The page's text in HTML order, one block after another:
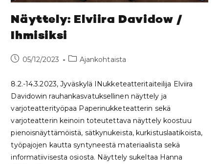
Näyttely: Elviira Davidow /
Ihmisiksi
05/12/2023 Ajankohtaista
8.2.-14.3.2023, Jyväskylä INukketeatteritaiteilija Elviira
Davidowin rauhankasvatuksellinen näyttely ja
varjoteatterityöpaa Paperinukketeatterin sekä
varjoteatterin keinoin toteutettava näyttely koostuu
pienoisnäyttämöistä, sätkynukeista, kurkistuslaatikoista,
työpajojen kautta syntyneestä materiaalista sekä
informatiivisesta osiosta. Näyttely sukeltaa Hanna